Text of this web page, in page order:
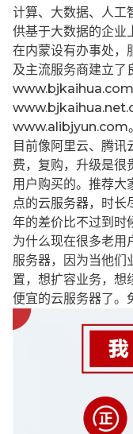
计算、大数据、人工
供基于大数据的企业
在内蒙设有办事处，
及主流服务商建立了
www.bjkaihua.com
www.alibjyun.com。
目前像阿里云、腾讯
费，复购，升级是很
用户购买的。推荐大
点的云服务器，时
年的差价比不过到时
为什么现在很多老用
服务器，因为当他们
置，想扩容业务，想
便宜的云服务器了。